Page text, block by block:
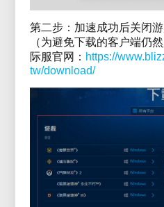
第二步：加速成功后关闭
（为避免下载的客户端仍
际服官网： https://
tw/download/